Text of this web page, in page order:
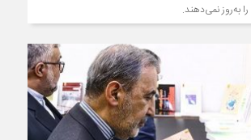
به‌روز نمی‌دهند.